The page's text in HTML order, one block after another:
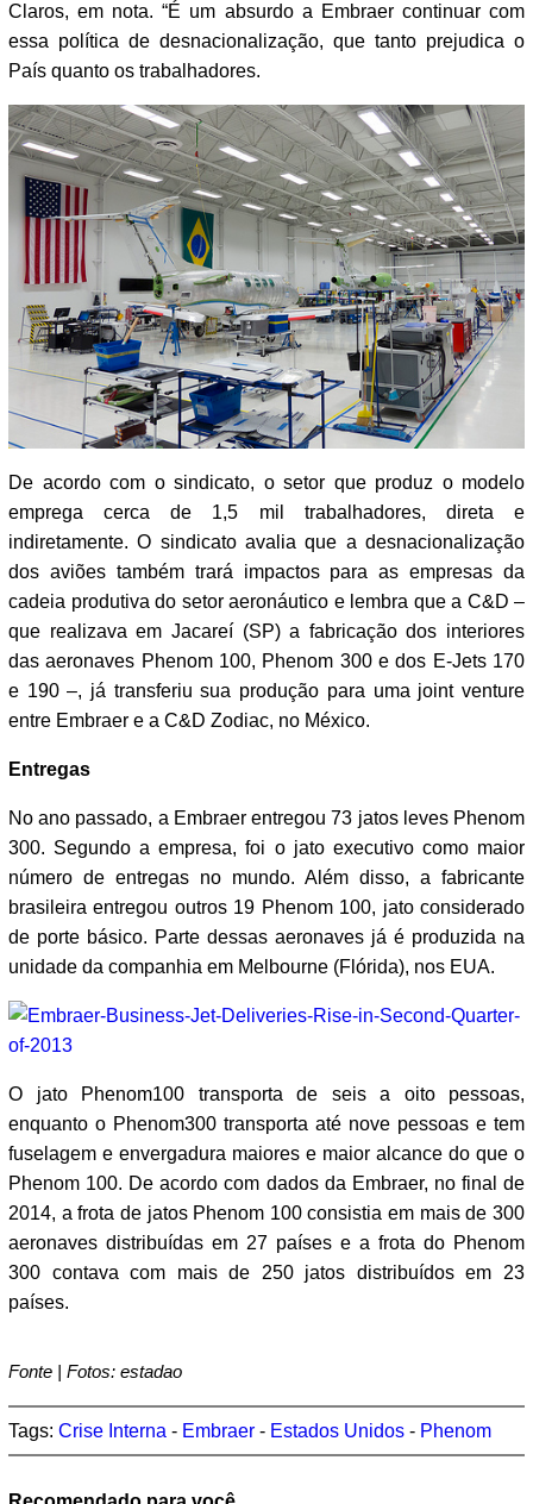
Claros, em nota. “É um absurdo a Embraer continuar com
essa política de desnacionalização, que tanto prejudica o
País quanto os trabalhadores.
De acordo com o sindicato, o setor que produz o modelo
emprega cerca de 1,5 mil trabalhadores, direta e
indiretamente. O sindicato avalia que a desnacionalização
dos aviões também trará impactos para as empresas da
cadeia produtiva do setor aeronáutico e lembra que a C&D –
que realizava em Jacareí (SP) a fabricação dos interiores
das aeronaves Phenom 100, Phenom 300 e dos E-Jets 170
e 190 –, já transferiu sua produção para uma joint venture
entre Embraer e a C&D Zodiac, no México.
Entregas
No ano passado, a Embraer entregou 73 jatos leves Phenom
300. Segundo a empresa, foi o jato executivo como maior
número de entregas no mundo. Além disso, a fabricante
brasileira entregou outros 19 Phenom 100, jato considerado
de porte básico. Parte dessas aeronaves já é produzida na
unidade da companhia em Melbourne (Flórida), nos EUA.
O jato Phenom100 transporta de seis a oito pessoas,
enquanto o Phenom300 transporta até nove pessoas e tem
fuselagem e envergadura maiores e maior alcance do que o
Phenom 100. De acordo com dados da Embraer, no final de
2014, a frota de jatos Phenom 100 consistia em mais de 300
aeronaves distribuídas em 27 países e a frota do Phenom
300 contava com mais de 250 jatos distribuídos em 23
países.
Fonte | Fotos: estadao
Tags: Crise Interna - Embraer - Estados Unidos - Phenom